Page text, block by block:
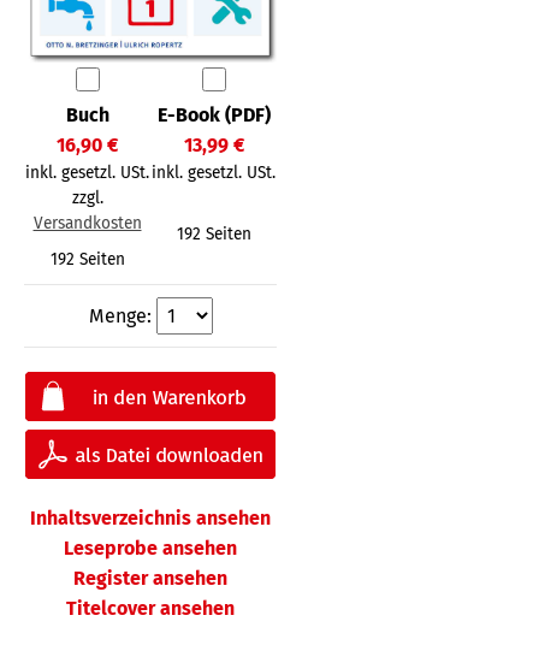
Buch
16,90 €
inkl. gesetzl. USt.
zzgl.
Versandkosten
192 Seiten
E-Book (PDF)
13,99 €
inkl. gesetzl. USt.
192 Seiten
Menge:
Inhaltsverzeichnis ansehen
Leseprobe ansehen
Register ansehen
Titelcover ansehen